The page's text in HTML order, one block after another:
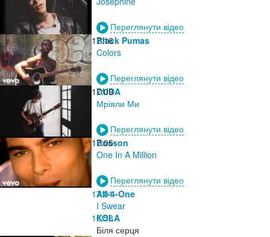
Переглянути відео
17:16
Black Pumas
Colors
Переглянути відео
17:09
DUDA
Мріяли Ми
Переглянути відео
17:05
Bosson
One In A Million
Переглянути відео
17:01
All-4-One
I Swear
16:58
KOLA
Біля серця